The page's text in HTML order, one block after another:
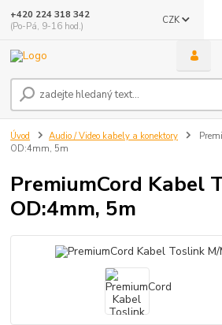
CZK
+420 224 318 342
(Po-Pá, 9-16 hod.)
Úvod Audio / Video kabely a konektory
OD:4mm, 5m
PremiumCord Kabel
OD:4mm, 5m